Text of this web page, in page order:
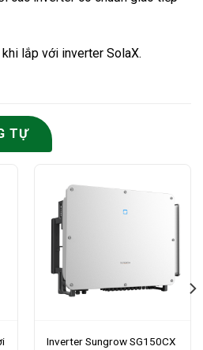
lắp với inverter SolaX.
TỰ
Inverter Sungrow SG150CX